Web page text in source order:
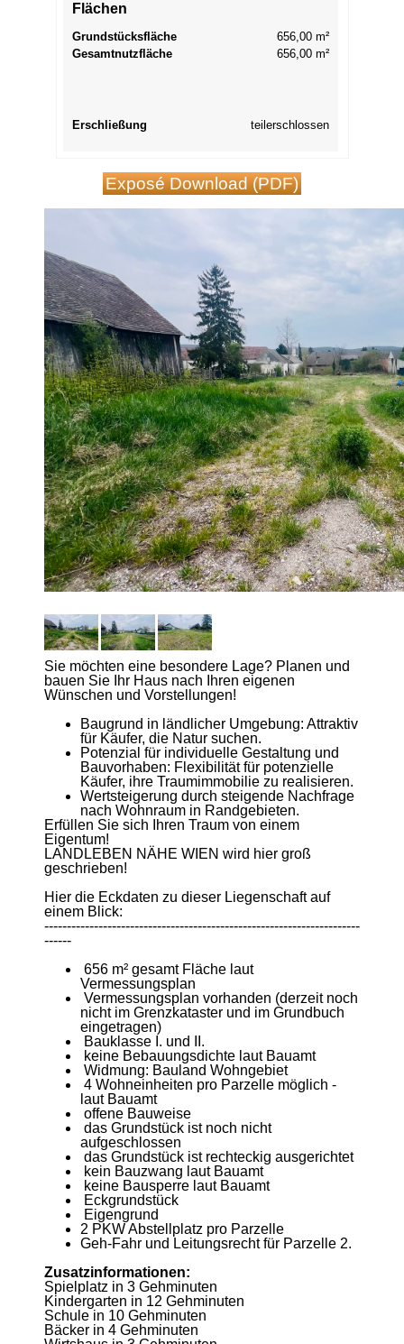
Flächen
Grundstücksfläche
656,00 m²
Gesamtnutzfläche
656,00 m²
Erschließung teilerschlossen
Exposé Download (PDF)
Sie möchten eine besondere Lage? Planen und
bauen Sie Ihr Haus nach Ihren eigenen
Wünschen und Vorstellungen!
Baugrund in ländlicher Umgebung: Attraktiv
für Käufer, die Natur suchen.
Potenzial für individuelle Gestaltung und
Bauvorhaben: Flexibilität für potenzielle
Käufer, ihre Traumimmobilie zu realisieren.
Wertsteigerung durch steigende Nachfrage
nach Wohnraum in Randgebieten.
Erfüllen Sie sich Ihren Traum von einem
Eigentum!
LANDLEBEN NÄHE WIEN wird hier groß
geschrieben!
Hier die Eckdaten zu dieser Liegenschaft auf
einem Blick:
----------------------------------------------------------------------
------
656 m² gesamt Fläche laut
Vermessungsplan
Vermessungsplan vorhanden (derzeit noch
nicht im Grenzkataster und im Grundbuch
eingetragen)
Bauklasse I. und II.
keine Bebauungsdichte laut Bauamt
Widmung: Bauland Wohngebiet
4 Wohneinheiten pro Parzelle möglich -
laut Bauamt
offene Bauweise
das Grundstück ist noch nicht
aufgeschlossen
das Grundstück ist rechteckig ausgerichtet
kein Bauzwang laut Bauamt
keine Bausperre laut Bauamt
Eckgrundstück
Eigengrund
2 PKW Abstellplatz pro Parzelle
Geh-Fahr und Leitungsrecht für Parzelle 2.
Zusatzinformationen:
Spielplatz in 3 Gehminuten
Kindergarten in 12 Gehminuten
Schule in 10 Gehminuten
Bäcker in 4 Gehminuten